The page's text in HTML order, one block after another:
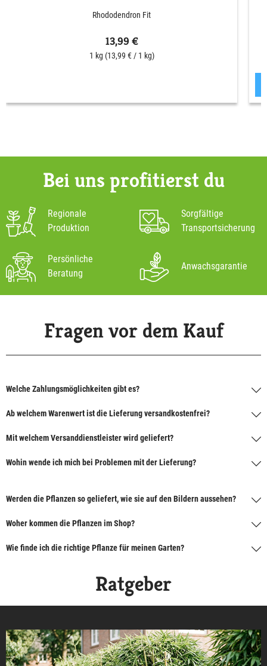
Rhododendron Fit
13,99 €
1 kg (13,99 € / 1 kg)
Bei uns profitierst du
Regionale
Produktion
Sorgfältige
Transportsicherung
Persönliche
Beratung
Anwachsgarantie
Fragen vor dem Kauf
Welche Zahlungsmöglichkeiten gibt es?
Ab welchem Warenwert ist die Lieferung versandkostenfrei?
Mit welchem Versanddienstleister wird geliefert?
Wohin wende ich mich bei Problemen mit der Lieferung?
Werden die Pflanzen so geliefert, wie sie auf den Bildern aussehen?
Woher kommen die Pflanzen im Shop?
Wie finde ich die richtige Pflanze für meinen Garten?
Ratgeber